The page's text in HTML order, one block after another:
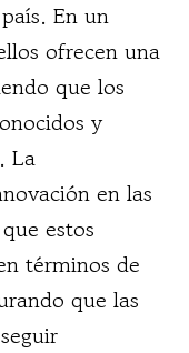
En un
ofrecen una
que los
y
La
en las
estos
términos de
que las